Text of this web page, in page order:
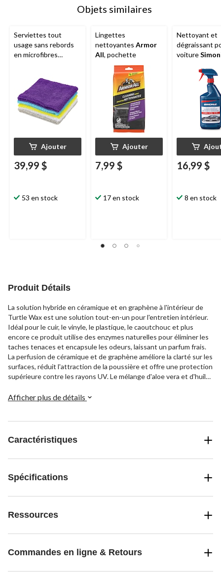
Objets similaires
Serviettes tout
usage sans rebords
en microfibres
Ajouter
39,99 $
53 en stock
Lingettes
nettoyantes Armor
All, pochette
Ajouter
7,99 $
17 en stock
Nettoyant et
dégraissant
voiture
16,99 $
8 en stock
Produit Détails
La solution hybride en céramique et en graphène à l'intérieur de
Turtle Wax est une solution tout-en-un pour l'entretien intérieur.
Idéal pour le cuir, le vinyle, le plastique, le caoutchouc et plus
encore ce produit utilise des enzymes naturelles pour éliminer les
taches tenaces et encapsule les odeurs, laissant un parfum frais.
La perfusion de céramique et de graphène améliore la clarté sur les
surfaces, réduit l'attraction de la poussière et offre une protection
supérieure contre les rayons UV. Le mélange d'aloe vera et d'huiles
grasse. Ce produit de 591 ml (20 oz) est conçu pour répondre aux
Afficher plus de détails
Caractéristiques
Spécifications
Ressources
Commandes en ligne & Retours